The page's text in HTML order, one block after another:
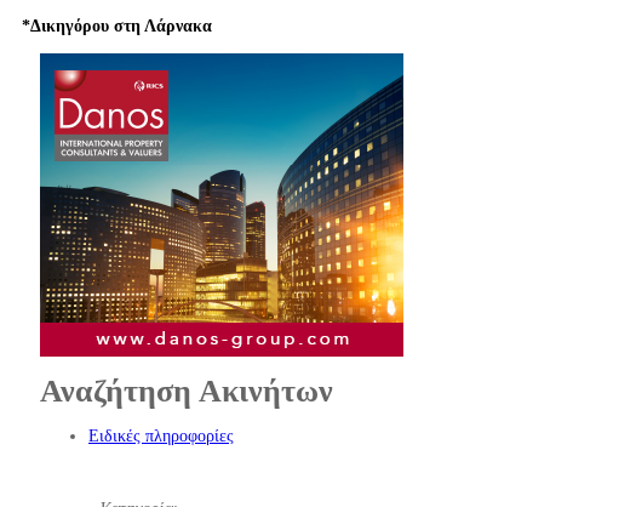
*Δικηγόρου στη Λάρνακα
Αναζήτηση Ακινήτων
Ειδικές πληροφορίες